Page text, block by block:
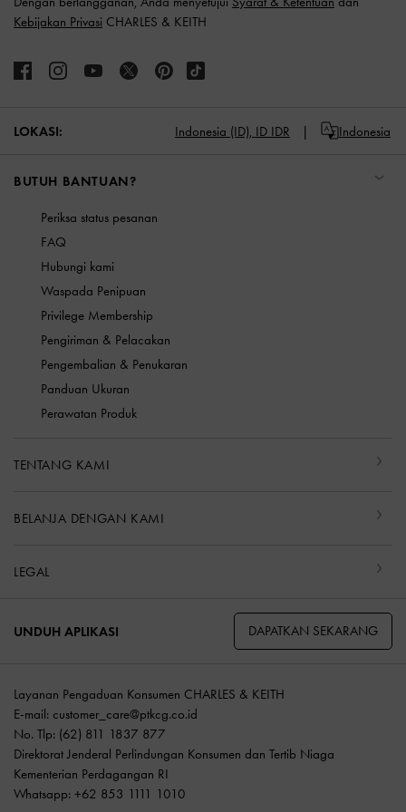
Kebijakan Privasi CHARLES & KEITH
LOKASI: Indonesia (ID), ID IDR Indonesia
BUTUH BANTUAN?
Periksa status pesanan
FAQ
Hubungi kami
Waspada Penipuan
Privilege Membership
Pengiriman & Pelacakan
Pengembalian & Penukaran
Panduan Ukuran
Perawatan Produk
TENTANG KAMI
BELANJA DENGAN KAMI
LEGAL
UNDUH APLIKASI DAPATKAN SEKARANG
Layanan Pengaduan Konsumen CHARLES & KEITH
E-mail: customer_care@ptkcg.co.id
No. Tlp: (62) 811 1837 877
Direktorat Jenderal Perlindungan Konsumen dan Tertib Niaga
Kementerian Perdagangan RI
Whatsapp: +62 853 1111 1010